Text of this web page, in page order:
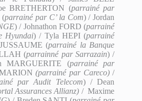
BRETHERTON (parrainé par
(parrainé par C’ la Com) / Jordan
) / Johnathon FORD (parrainé
Hyundai) / Tyla HEPI (parrainé
(parrainé la Banque
(parrainné par Sarrazain) /
MARGUERITE (parrainé par
MARION(parrainé par Careco)/
par Audit Telecom) / Dean
Assurances Allianz) / Maxime